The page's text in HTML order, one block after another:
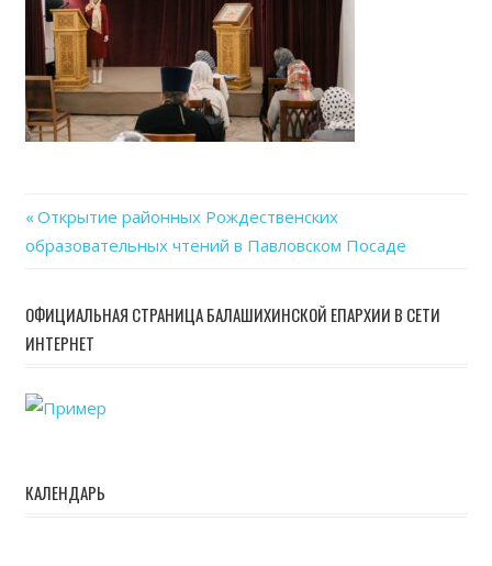
Навигация
записям
Previous
Post:
Открытие районных Рождественских
образовательных чтений в Павловском Посаде
ОФИЦИАЛЬНАЯ СТРАНИЦА БАЛАШИХИНСКОЙ ЕПАРХИИ В СЕТИ
ИНТЕРНЕТ
КАЛЕНДАРЬ